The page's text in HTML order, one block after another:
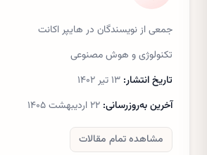
جمعی از نویسندگان در هایپر اکانت
تکنولوژی و هوش مصنوعی
تاریخ انتشار: ۱۳ تیر ۱۴۰۲
آخرین به‌روزرسانی: ۲۲ اردیبهشت ۱۴۰۵
مشاهده تمام مقالات